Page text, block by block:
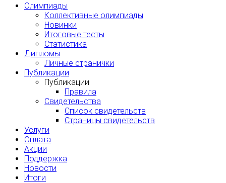
Олимпиады
Коллективные олимпиады
Новинки
Итоговые тесты
Статистика
Дипломы
Личные странички
Публикации
Публикации
Правила
Свидетельства
Список свидетельств
Страницы свидетельств
Услуги
Оплата
Акции
Поддержка
Новости
Итоги